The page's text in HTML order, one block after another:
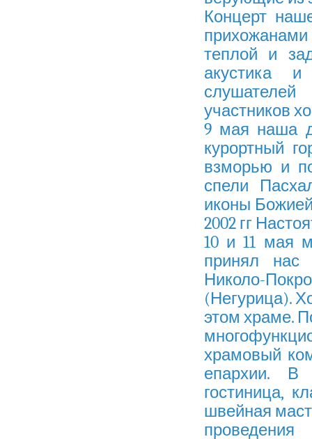
Концерт
теплой и
акустика и
участников
9 мая наша
курортный
взморью и
спели
иконы
2002 гг
10 и 11 мая
принял нас
Николо-
(Негурица).
этом храме.
храмовый
епархии. В
гостиница,
швейная